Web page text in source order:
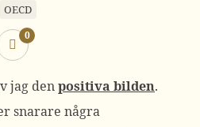
OECD
0
jag denpositiva bilden.
snarare några